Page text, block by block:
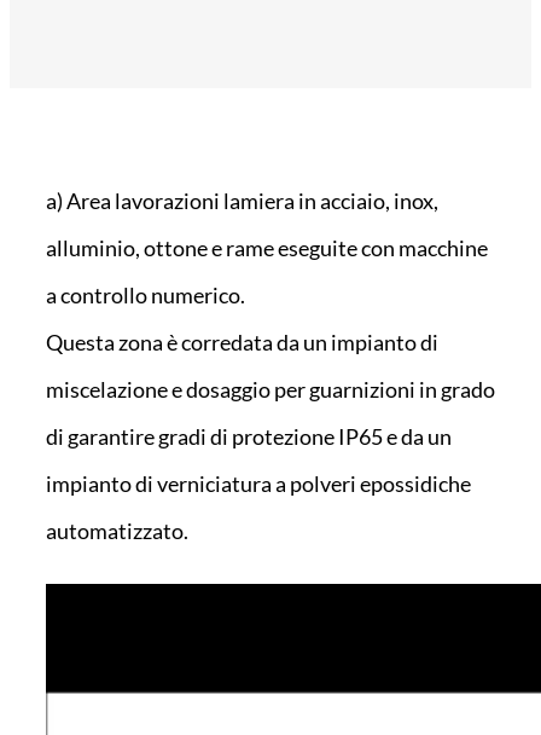
a) Area lavorazioni lamiera in acciaio, inox,
alluminio, ottone e rame eseguite con macchine
a controllo numerico.
Questa zona è corredata da un impianto di
miscelazione e dosaggio per guarnizioni in grado
di garantire gradi di protezione IP65 e da un
impianto di verniciatura a polveri epossidiche
automatizzato.